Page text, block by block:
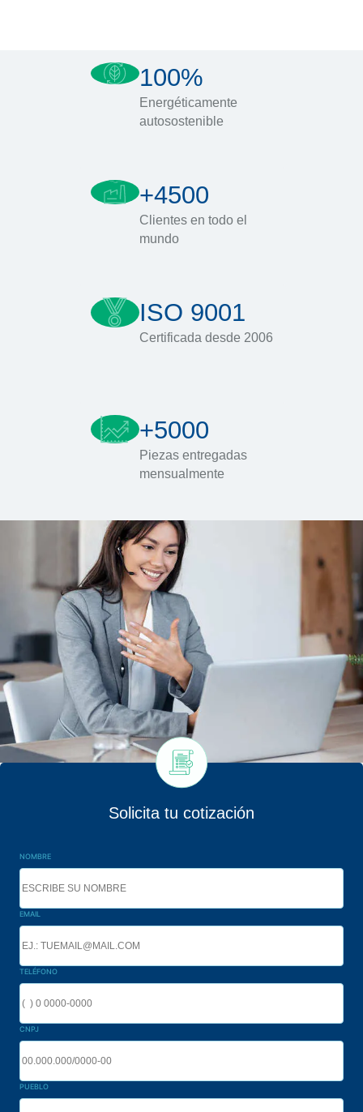
100%
Energéticamente
autosostenible
+4500
Clientes en todo el
mundo
ISO 9001
Certificada desde 2006
+5000
Piezas entregadas
mensualmente
Solicita tu cotización
NOMBRE
EMAIL
TELÉFONO
CNPJ
PUEBLO